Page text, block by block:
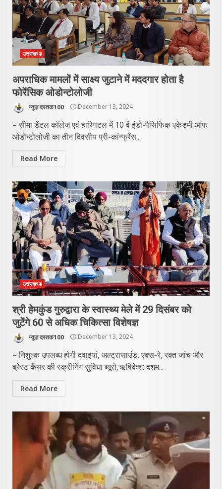
उत्तराखण्ड
अपराधिक मामलों में साक्ष्य जुटाने में मददगार होता है
फोरेंसिक ओडोन्टोलोजी
न्यूज़ दस्तक100 December 13, 2024
– सीमा डेंटल कॉलेज एवं हास्पिटल में 10 वें इंडो-पैसिफिक एकेडमी ऑफ
ओडोन्टोलोजी का तीन दिवसीय प्री-कांन्फ्रेंस...
Read More
उत्तराखण्ड
श्री हेमकुंड गुरुद्वारा के स्वास्थ्य मेले में 29 दिसंबर को
जुटेंगे 60 से अधिक चिकित्सा विशेषज्ञ
न्यूज़ दस्तक100 December 13, 2024
– निशुल्क उपलब्ध होगी दवाइयां, अल्ट्रासाउंड, एक्स-रे, रक्त जांच और
ब्रेस्ट कैंसर की स्क्रीनिंग सुविधा ब्यूरो,ऋषिकेश: दशम...
Read More